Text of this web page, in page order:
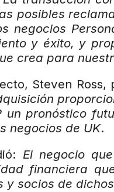
posibles
negocios
y éxito, y
crea para
Steven
un pronóstico
negocios de UK.
El negocio
financiera
y socios de